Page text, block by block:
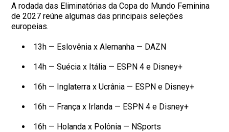
A rodada das Eliminatórias da Copa do Mundo Feminina
de 2027 reúne algumas das principais seleções
europeias.
13h — Eslovênia x Alemanha — DAZN
14h — Suécia x Itália — ESPN 4 e Disney+
16h — Inglaterra x Ucrânia — ESPN e Disney+
16h — França x Irlanda — ESPN 4 e Disney+
16h — Holanda x Polônia — NSports